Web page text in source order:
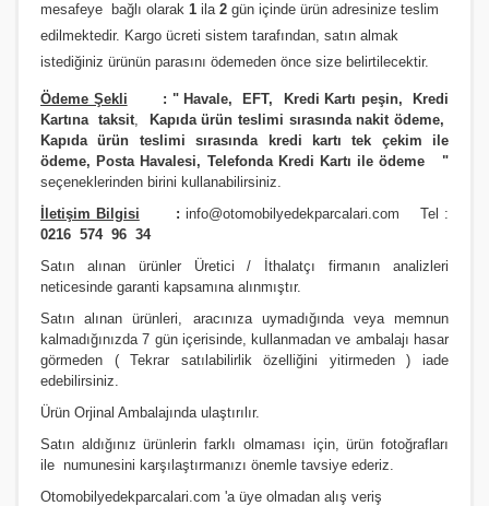
mesafeye bağlı olarak 1 ila 2 gün içinde ürün adresinize teslim
edilmektedir. Kargo ücreti sistem tarafından, satın almak
istediğiniz ürünün parasını ödemeden önce size belirtilecektir.
Ödeme Şekli : " Havale, EFT, Kredi Kartı peşin,
Kredi
Kartına taksit,
Kapıda ürün teslimi sırasında nakit ödeme,
Kapıda ürün teslimi sırasında kredi kartı tek çekim ile
ödeme, Posta Havalesi, Telefonda Kredi Kartı ile ödeme
"
seçeneklerinden birini kullanabilirsiniz.
İletişim Bilgisi : info@otomobilyedekparcalari.com Tel :
0216 574 96 34
Satın alınan ürünler Üretici / İthalatçı firmanın analizleri
neticesinde garanti kapsamına alınmıştır.
Satın alınan ürünleri, aracınıza uymadığında veya memnun
kalmadığınızda 7 gün içerisinde, kullanmadan ve ambalajı hasar
görmeden ( Tekrar satılabilirlik özelliğini yitirmeden ) iade
edebilirsiniz.
Ürün Orjinal Ambalajında ulaştırılır.
Satın aldığınız ürünlerin farklı olmaması için, ürün fotoğrafları
ile numunesini karşılaştırmanızı önemle tavsiye ederiz.
Otomobilyedekparcalari.com 'a üye olmadan alış veriş